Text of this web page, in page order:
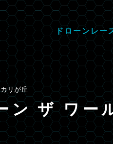
ド ロ ー ン レ ー
リが丘
ン ザ ワー